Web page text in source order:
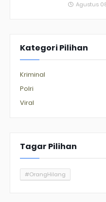
Agustus
Kategori Pilihan
Kriminal
Polri
Viral
Tagar Pilihan
#OrangHilang